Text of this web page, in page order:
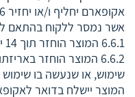
אשר נמסר ללקוח בהתאם
6.6.1 המוצר הוחזר תוך 14 יום.
6.6.2 המוצר הוחזר
שימוש, או שנעשה בו